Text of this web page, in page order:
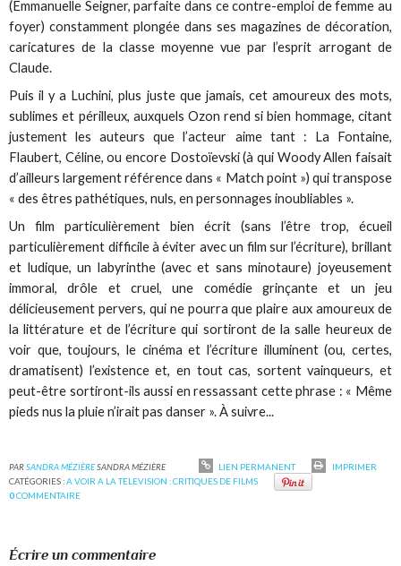
(Emmanuelle Seigner, parfaite dans ce contre-emploi de femme au
foyer) constamment plongée dans ses magazines de décoration,
caricatures de la classe moyenne vue par l’esprit arrogant de
Claude.
Puis il y a Luchini, plus juste que jamais, cet amoureux des mots,
sublimes et périlleux, auxquels Ozon rend si bien hommage, citant
justement les auteurs que l’acteur aime tant : La Fontaine,
Flaubert, Céline, ou encore Dostoïevski (à qui Woody Allen faisait
d’ailleurs largement référence dans « Match point ») qui transpose
« des êtres pathétiques, nuls, en personnages inoubliables ».
Un film particulièrement bien écrit (sans l’être trop, écueil
particulièrement difficile à éviter avec un film sur l’écriture), brillant
et ludique, un labyrinthe (avec et sans minotaure) joyeusement
immoral, drôle et cruel, une comédie grinçante et un jeu
délicieusement pervers, qui ne pourra que plaire aux amoureux de
la littérature et de l’écriture qui sortiront de la salle heureux de
voir que, toujours, le cinéma et l’écriture illuminent (ou, certes,
dramatisent) l’existence et, en tout cas, sortent vainqueurs, et
peut-être sortiront-ils aussi en ressassant cette phrase : « Même
pieds nus la pluie n’irait pas danser ». À suivre...
PARSANDRA MÉZIÈRESANDRA MÉZIÈRE LIEN PERMANENT
IMPRIMER
CATÉGORIES :A VOIR A LA TELEVISION : CRITIQUES DE FILMS
0COMMENTAIRE
Écrire un commentaire